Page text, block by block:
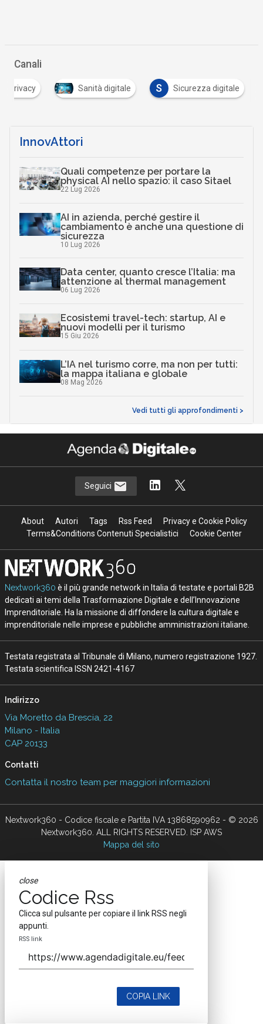
Canali
Privacy Sanità digitale S Sicurezza digitale
InnovAttori
Quali competenze per portare la
physical AI nello spazio: il caso Sitael
22 Lug 2026
AI in azienda, perché gestire il
cambiamento è anche una questione di
sicurezza
10 Lug 2026
Data center, quanto cresce l’Italia: ma
attenzione al thermal management
06 Lug 2026
Ecosistemi travel-tech: startup, AI e
nuovi modelli per il turismo
15 Giu 2026
L’IA nel turismo corre, ma non per tutti:
la mappa italiana e globale
08 Mag 2026
Vedi tutti gli approfondimenti >
Seguici
About Autori Tags Rss Feed
Privacy e Cookie Policy
Terms&Conditions Contenuti Specialistici
Cookie Center
Nextwork360 è il più grande network in Italia di testate e portali B2B
dedicati ai temi della Trasformazione Digitale e dell’Innovazione
Imprenditoriale. Ha la missione di diffondere la cultura digitale e
imprenditoriale nelle imprese e pubbliche amministrazioni italiane.
Testata registrata al Tribunale di Milano, numero registrazione 1927.
Testata scientifica ISSN 2421-4167
Indirizzo
Via Moretto da Brescia, 22
Milano - Italia
CAP 20133
Contatti
Contatta il nostro team per maggiori informazioni
Nextwork360 - Codice fiscale e Partita IVA 13868590962 - © 2026
Nextwork360. ALL RIGHTS RESERVED. ISP AWS
Mappa del sito
close
Codice Rss
Clicca sul pulsante per copiare il link RSS negli
appunti.
RSS link
COPIA LINK